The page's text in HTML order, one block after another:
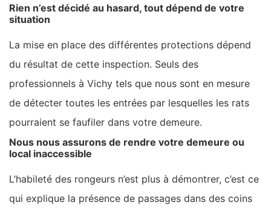
Rien n’est décidé au hasard, tout dépend de votre
situation
La mise en place des différentes protections dépend
du résultat de cette inspection. Seuls des
professionnels à Vichy tels que nous sont en mesure
de détecter toutes les entrées par lesquelles les rats
pourraient se faufiler dans votre demeure.
Nous nous assurons de rendre votre demeure ou
local inaccessible
L’habileté des rongeurs n’est plus à démontrer, c’est ce
qui explique la présence de passages dans des coins